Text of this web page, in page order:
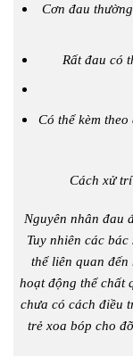
Cơn đau
Rất đau có
Có thể kèm
Cách xử
Nguyên nhân đau
Tuy nhiên các
thể liên quan đến
hoạt động thể chất
chưa có cách điều
trẻ xoa bóp cho